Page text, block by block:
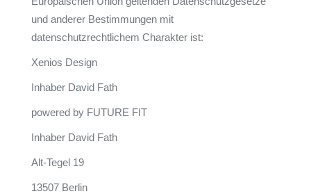
und anderer Bestimmungen mit
datenschutzrechtlichem Charakter ist:
Xenios Design
Inhaber David Fath
powered by FUTURE FIT
Inhaber David Fath
Alt-Tegel 19
13507 Berlin